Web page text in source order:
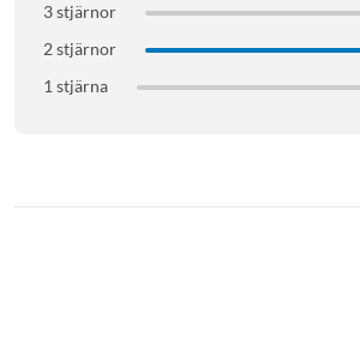
3 stjärnor
2 stjärnor
1 stjärna